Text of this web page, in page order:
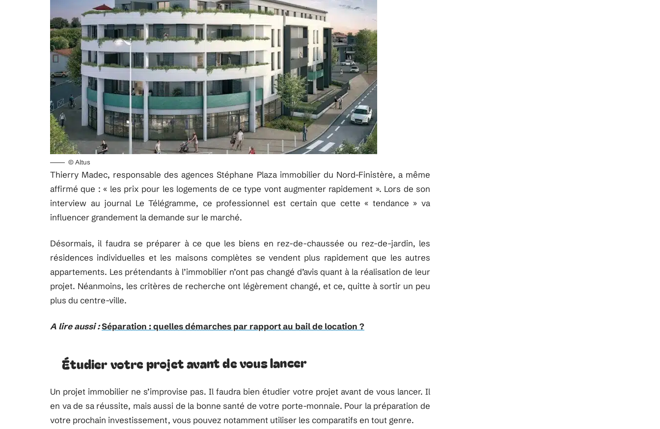
© Altus
Thierry Madec, responsable des agences Stéphane Plaza immobilier du Nord-Finistère, a même
affirmé que : « les prix pour les logements de ce type vont augmenter rapidement ». Lors de son
interview au journal Le Télégramme, ce professionnel est certain que cette « tendance » va
influencer grandement la demande sur le marché.
Désormais, il faudra se préparer à ce que les biens en rez-de-chaussée ou rez-de-jardin, les
résidences individuelles et les maisons complètes se vendent plus rapidement que les autres
appartements. Les prétendants à l’immobilier n’ont pas changé d’avis quant à la réalisation de leur
projet. Néanmoins, les critères de recherche ont légèrement changé, et ce, quitte à sortir un peu
plus du centre-ville.
A lire aussi :Séparation : quelles démarches par rapport au bail de location ?
Étudier votre projet avant de vous lancer
Un projet immobilier ne s’improvise pas. Il faudra bien étudier votre projet avant de vous lancer. Il
en va de sa réussite, mais aussi de la bonne santé de votre porte-monnaie. Pour la préparation de
votre prochain investissement, vous pouvez notamment utiliser les comparatifs en tout genre.